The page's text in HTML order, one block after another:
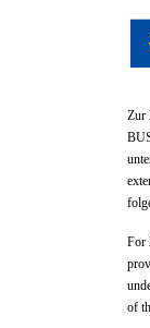
Zur
For
of